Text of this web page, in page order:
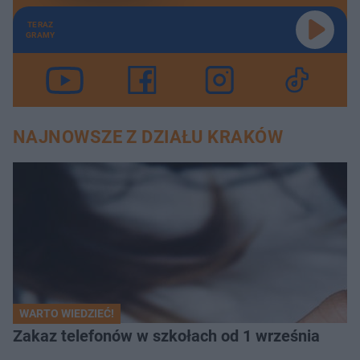
TERAZ
GRAMY
NAJNOWSZE Z DZIAŁU KRAKÓW
WARTO WIEDZIEĆ!
Zakaz telefonów w szkołach od 1 września